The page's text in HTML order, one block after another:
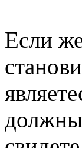
Если
должны